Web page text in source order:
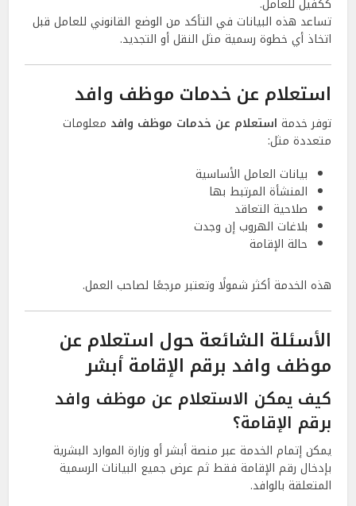
ككفيل للعامل.
تساعد هذه البيانات في التأكد من الوضع القانوني للعامل قبل
اتخاذ أي خطوة رسمية مثل النقل أو التجديد.
استعلام عن خدمات موظف وافد
توفر خدمة استعلام عن خدمات موظف وافد معلومات
متعددة مثل:
بيانات العامل الأساسية
المنشأة المرتبط بها
صلاحية التعاقد
بلاغات الهروب إن وجدت
حالة الإقامة
هذه الخدمة أكثر شمولًا وتعتبر مرجعًا لصاحب العمل.
الأسئلة الشائعة حول استعلام عن
موظف وافد برقم الإقامة أبشر
كيف يمكن الاستعلام عن موظف وافد
برقم الإقامة؟
يمكن إتمام الخدمة عبر منصة أبشر أو وزارة الموارد البشرية
بإدخال رقم الإقامة فقط ثم عرض جميع البيانات الرسمية
المتعلقة بالوافد.